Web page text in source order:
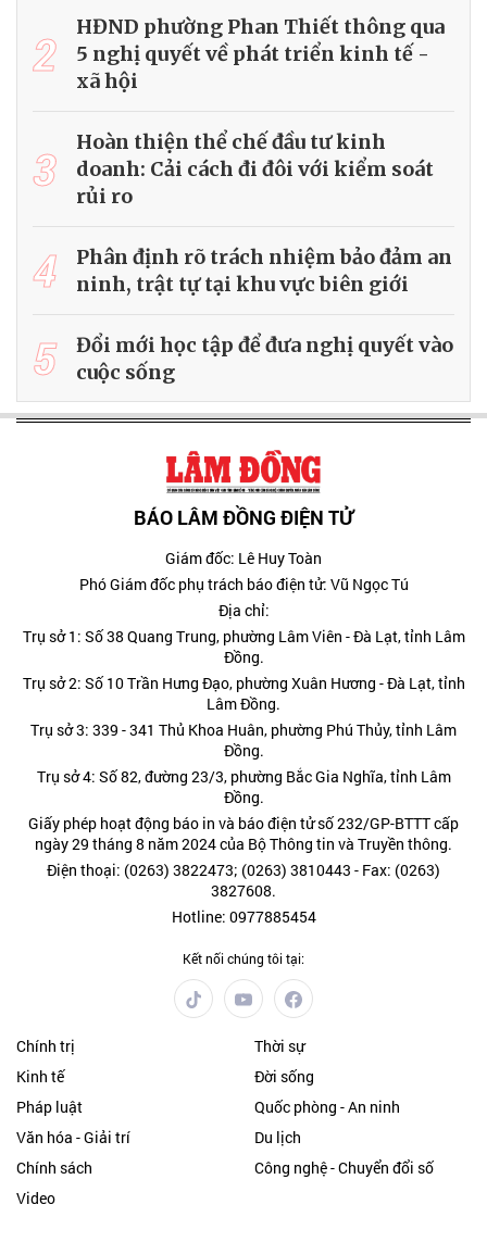
2
HĐND phường Phan Thiết thông qua
5 nghị quyết về phát triển kinh tế -
xã hội
3
Hoàn thiện thể chế đầu tư kinh
doanh: Cải cách đi đôi với kiểm soát
rủi ro
4
Phân định rõ trách nhiệm bảo đảm an
ninh, trật tự tại khu vực biên giới
5
Đổi mới học tập để đưa nghị quyết vào
cuộc sống
BÁO LÂM ĐỒNG ĐIỆN TỬ
Giám đốc: Lê Huy Toàn
Phó Giám đốc phụ trách báo điện tử: Vũ Ngọc Tú
Địa chỉ:
Trụ sở 1: Số 38 Quang Trung, phường Lâm Viên - Đà Lạt, tỉnh Lâm
Đồng.
Trụ sở 2: Số 10 Trần Hưng Đạo, phường Xuân Hương - Đà Lạt, tỉnh
Lâm Đồng.
Trụ sở 3: 339 - 341 Thủ Khoa Huân, phường Phú Thủy, tỉnh Lâm
Đồng.
Trụ sở 4: Số 82, đường 23/3, phường Bắc Gia Nghĩa, tỉnh Lâm
Đồng.
Giấy phép hoạt động báo in và báo điện tử số 232/GP-BTTT cấp
ngày 29 tháng 8 năm 2024 của Bộ Thông tin và Truyền thông.
Điện thoại: (0263) 3822473; (0263) 3810443 - Fax: (0263)
3827608.
Hotline: 0977885454
Kết nối chúng tôi tại:
Chính trị
Thời sự
Kinh tế
Đời sống
Pháp luật
Quốc phòng - An ninh
Văn hóa - Giải trí
Du lịch
Chính sách
Công nghệ - Chuyển đổi số
Video